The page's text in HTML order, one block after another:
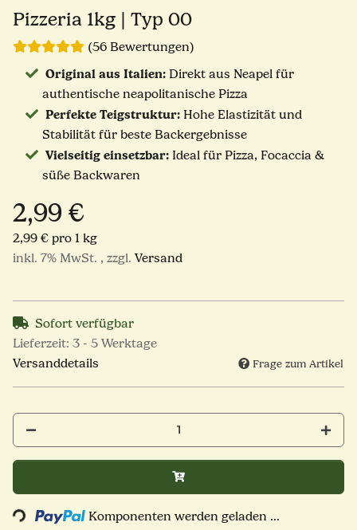
Pizzeria 1kg | Typ 00
(56 Bewertungen)
Original aus Italien:Direkt aus Neapel für
authentische neapolitanische Pizza
Perfekte Teigstruktur:Hohe Elastizität und
Stabilität für beste Backergebnisse
Vielseitig einsetzbar:Ideal für Pizza, Focaccia &
süße Backwaren
2,99 €
2,99 € pro 1 kg
inkl. 7% MwSt. , zzgl. Versand
Sofort verfügbar
Lieferzeit: 3 - 5 Werktage
Versanddetails
Frage zum Artikel
Loading... Komponenten werden geladen ...